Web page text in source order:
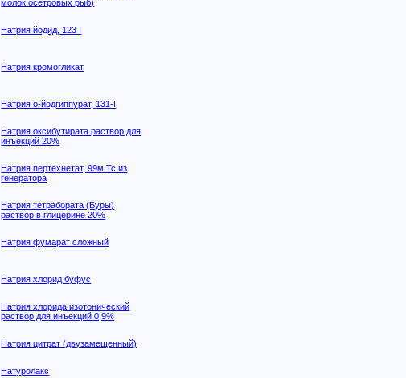
молок осетровых рыб)
Натрия йодид, 123 I
Натрия кромогликат
Натрия о-йодгиппурат, 131-I
Натрия оксибутирата раствор для
инъекций 20%
Натрия пертехнетат, 99м Tc из
генератора
Натрия тетрабората (Буры)
раствор в глицерине 20%
Натрия фумарат сложный
Натрия хлорид буфус
Натрия хлорида изотонический
раствор для инъекций 0,9%
Натрия цитрат (двузамещенный)
Натуролакс